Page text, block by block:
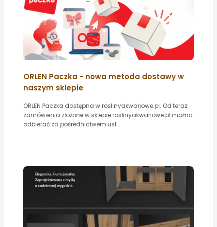
ORLEN Paczka - nowa metoda dostawy w
naszym sklepie
ORLEN Paczka dostępna w roslinyakwariowe.pl. Od teraz
zamówienia złożone w sklepie roslinyakwariowe.pl można
odbierać za pośrednictwem usł...